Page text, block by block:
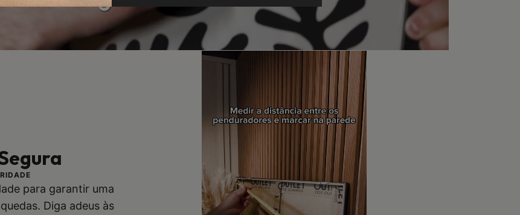
para garantir uma
Diga adeus às